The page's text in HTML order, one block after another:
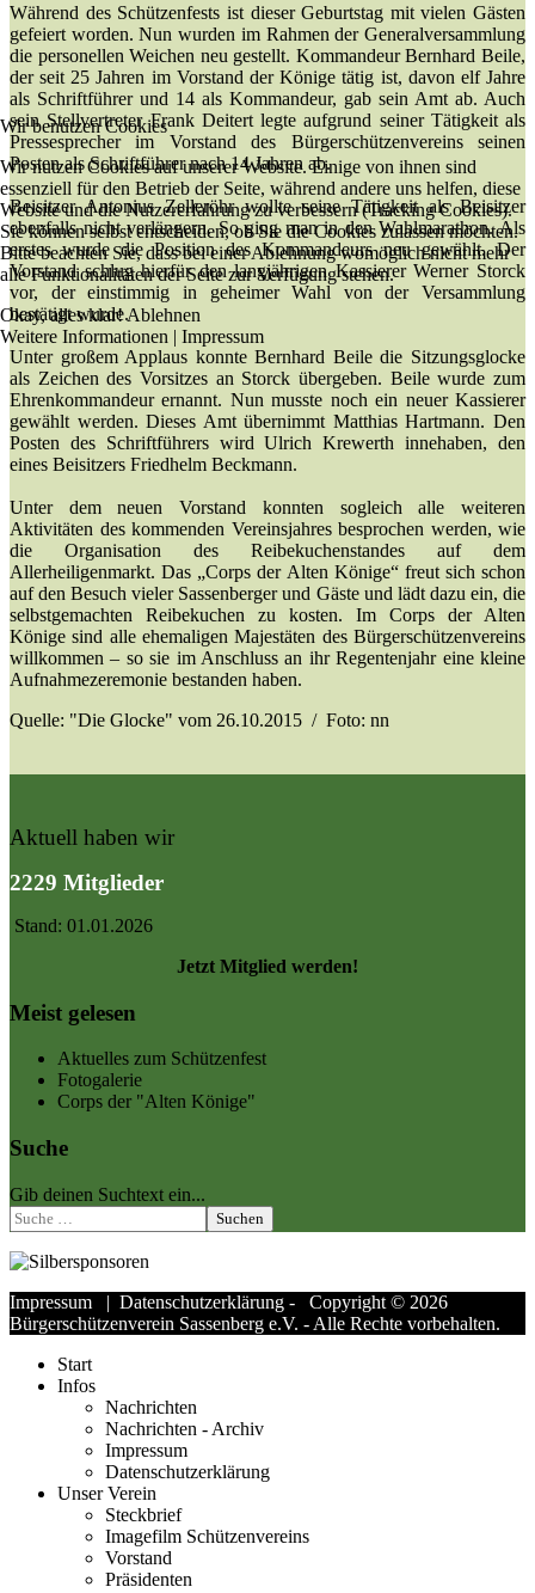
Während des Schützenfests ist dieser Geburtstag mit vielen Gästen
gefeiert worden. Nun wurden im Rahmen der Generalversammlung
die personellen Weichen neu gestellt. Kommandeur Bernhard Beile,
der seit 25 Jahren im Vorstand der Könige tätig ist, davon elf Jahre
als Schriftführer und 14 als Kommandeur, gab sein Amt ab. Auch
sein Stellvertreter Frank Deitert legte aufgrund seiner Tätigkeit als
Pressesprecher im Vorstand des Bürgerschützenvereins seinen
Posten als Schriftführer nach 14 Jahren ab.
Beisitzer Antonius Zelleröhr wollte seine Tätigkeit als Beisitzer
ebenfalls nicht verlängern. So ging man in den Wahlmarathon. Als
erstes wurde die Position des Kommandeurs neu gewählt. Der
Vorstand schlug hierfür den langjährigen Kassierer Werner Storck
vor, der einstimmig in geheimer Wahl von der Versammlung
bestätigt wurde.
Unter großem Applaus konnte Bernhard Beile die Sitzungsglocke
als Zeichen des Vorsitzes an Storck übergeben. Beile wurde zum
Ehrenkommandeur ernannt. Nun musste noch ein neuer Kassierer
gewählt werden. Dieses Amt übernimmt Matthias Hartmann. Den
Posten des Schriftführers wird Ulrich Krewerth innehaben, den
eines Beisitzers Friedhelm Beckmann.
Unter dem neuen Vorstand konnten sogleich alle weiteren
Aktivitäten des kommenden Vereinsjahres besprochen werden, wie
die Organisation des Reibekuchenstandes auf dem
Allerheiligenmarkt. Das „Corps der Alten Könige“ freut sich schon
auf den Besuch vieler Sassenberger und Gäste und lädt dazu ein, die
selbstgemachten Reibekuchen zu kosten. Im Corps der Alten
Könige sind alle ehemaligen Majestäten des Bürgerschützenvereins
willkommen – so sie im Anschluss an ihr Regentenjahr eine kleine
Aufnahmezeremonie bestanden haben.
Quelle: "Die Glocke" vom 26.10.2015 / Foto: nn
Aktuell haben wir
2229 Mitglieder
Stand: 01.01.2026
Jetzt Mitglied werden!
Meist gelesen
Aktuelles zum Schützenfest
Fotogalerie
Corps der "Alten Könige"
Suche
Gib deinen Suchtext ein...
Suchen
Impressum | Datenschutzerklärung - Copyright © 2026
Bürgerschützenverein Sassenberg e.V. - Alle Rechte vorbehalten.
Start
Infos
Nachrichten
Nachrichten - Archiv
Impressum
Datenschutzerklärung
Unser Verein
Steckbrief
Imagefilm Schützenvereins
Vorstand
Präsidenten
Wir benutzen Cookies
Wir nutzen Cookies auf unserer Website. Einige von ihnen sind
essenziell für den Betrieb der Seite, während andere uns helfen, diese
Website und die Nutzererfahrung zu verbessern (Tracking Cookies).
Sie können selbst entscheiden, ob Sie die Cookies zulassen möchten.
Bitte beachten Sie, dass bei einer Ablehnung womöglich nicht mehr
alle Funktionalitäten der Seite zur Verfügung stehen.
Okay, alles klar!Ablehnen
Weitere Informationen | Impressum